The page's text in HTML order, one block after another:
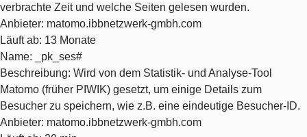
verbrachte Zeit und welche Seiten gelesen wurden.
Anbieter: matomo.ibbnetzwerk-gmbh.com
Läuft ab: 13 Monate
Name: _pk_ses#
Beschreibung: Wird von dem Statistik- und Analyse-Tool
Matomo (früher PIWIK) gesetzt, um einige Details zum
Besucher zu speichern, wie z.B. eine eindeutige Besucher-ID.
Anbieter: matomo.ibbnetzwerk-gmbh.com